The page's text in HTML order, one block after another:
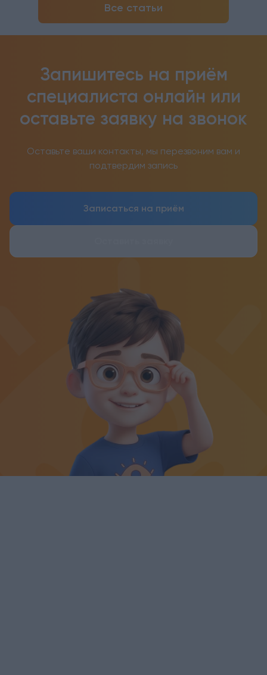
Все статьи
Запишитесь на приём
специалиста онлайн или
оставьте заявку на звонок
Оставьте ваши контакты, мы перезвоним вам и
подтвердим запись
Записаться на приём